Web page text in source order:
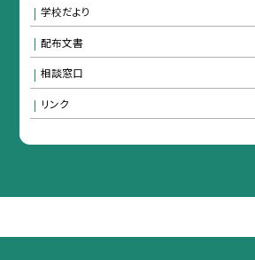
学校だより
配布文書
相談窓口
リンク